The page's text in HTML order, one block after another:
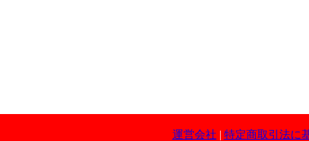
運営会社 | 特定商取引法に